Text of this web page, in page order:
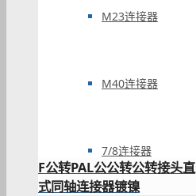
M23连接器
M40连接器
7/8连接器
F公转PAL公公转公转接头直
式同轴连接器镀镍